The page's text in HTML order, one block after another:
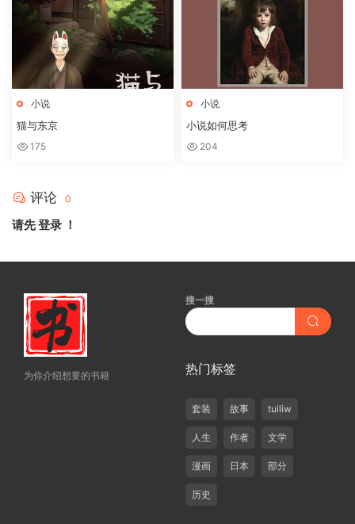
小说
猫与东京
175
小说
小说如何思考
204
评论 0
请先登录 ！
为你介绍想要的书籍
搜一搜
热门标签
套装 故事 tuiliw
人生 作者 文学
漫画 日本 部分
历史